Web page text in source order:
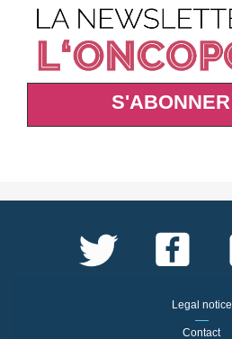
S'ABONNER
Legal notice
Contact